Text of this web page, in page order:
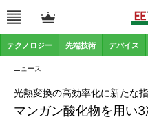
テクノロジー 先端技術 デバイス
ニュース
マンガン酸化物を用い
光熱変換の高効率化に新たな